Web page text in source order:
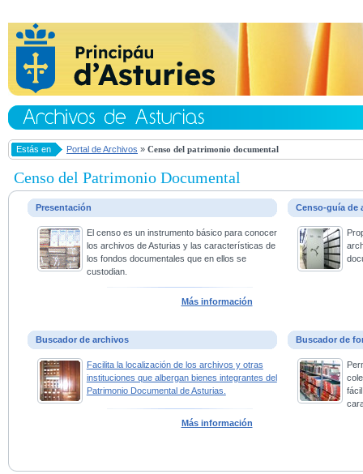
Estás en Portal de Archivos » Censo del patrimonio documental
Censo del Patrimonio Documental
Presentación
El censo es un instrumento básico para conocer
los archivos de Asturias y las características de
los fondos documentales que en ellos se
custodian.
Más información
Censo-guía de
Buscador de archivos
Facilita la localización de los archivos y otras
instituciones que albergan bienes integrantes del
Patrimonio Documental de Asturias.
Más información
Buscador de